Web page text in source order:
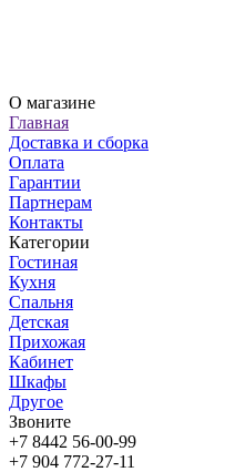
О магазине
Главная
Доставка и сборка
Оплата
Гарантии
Партнерам
Контакты
Категории
Гостиная
Кухня
Спальня
Детская
Прихожая
Кабинет
Шкафы
Другое
Звоните
+7 8442 56-00-99
+7 904 772-27-11